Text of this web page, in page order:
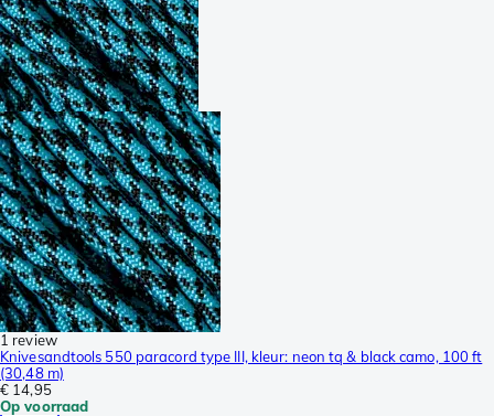
1 review
Knivesandtools 550 paracord type III, kleur: neon tq & black camo, 100 ft
(30,48 m)
€ 14,95
Op voorraad